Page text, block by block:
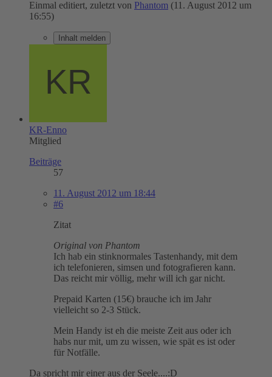
Einmal editiert, zuletzt von Phantom (11. August 2012 um
16:55)
Inhalt melden
KR-Enno
Mitglied
Beiträge
57
11. August 2012 um 18:44
#6
Zitat
Original von Phantom
Ich hab ein stinknormales Tastenhandy, mit dem
ich telefonieren, simsen und fotografieren kann.
Das reicht mir völlig, mehr will ich gar nicht.
Prepaid Karten (15€) brauche ich im Jahr
vielleicht so 2-3 Stück.
Mein Handy ist eh die meiste Zeit aus oder ich
habs nur mit, um zu wissen, wie spät es ist oder
für Notfälle.
Da spricht mir einer aus der Seele....:D